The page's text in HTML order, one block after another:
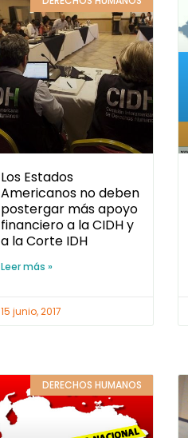
Los Estados
Americanos no deben
postergar más apoyo
financiero a la CIDH y
a la Corte IDH
Leer más »
15 junio, 2017
DERECHOS HUMANOS